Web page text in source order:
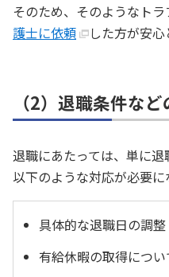
そのため、そのようなトラ
護士に依頼
した方が安心
（2）退職条件な
退職にあたっては、単に退
以下のような対応が必要に
具体的な退職日の調整
有給休暇の取得につ